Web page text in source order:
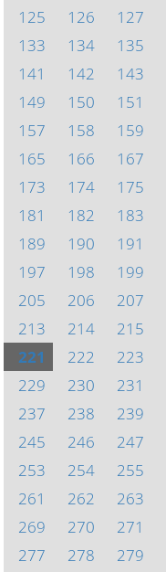
125
126 127
133
134 135
141
142 143
149
150 151
157
158 159
165
166 167
173
174 175
181
182 183
189
190 191
197
198 199
205
206 207
213
214 215
221
222 223
229
230 231
237
238 239
245
246 247
253
254 255
261
262 263
269
270 271
277
278 279